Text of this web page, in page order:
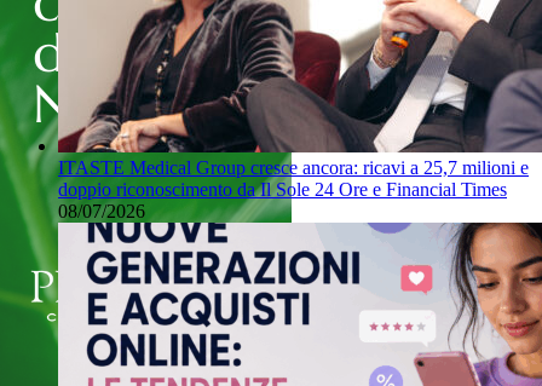
ITASTE Medical Group cresce ancora: ricavi a 25,7 milioni e
doppio riconoscimento da Il Sole 24 Ore e Financial Times
08/07/2026